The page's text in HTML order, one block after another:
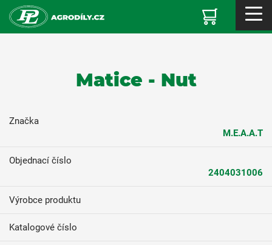
Matice - Nut
Značka
M.E.A.A.T
Objednací číslo
2404031006
Výrobce produktu
Katalogové číslo